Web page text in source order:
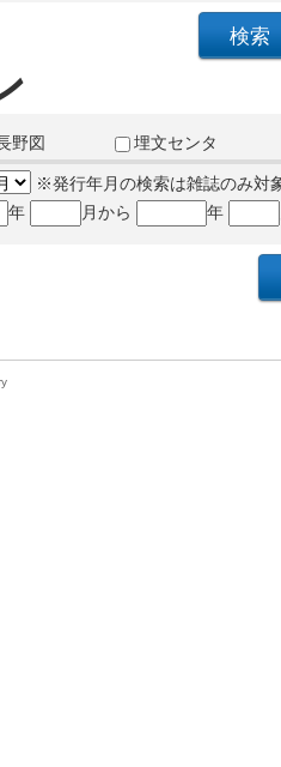
野図
埋文センタ
※発行年月の検索は雑誌のみ対
年
月から 年